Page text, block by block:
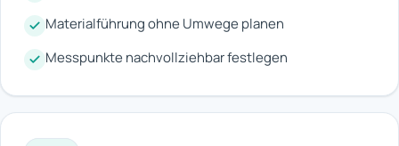
Materialführung ohne Umwege planen
Messpunkte nachvollziehbar festlegen